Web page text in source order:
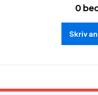
0
Skriv